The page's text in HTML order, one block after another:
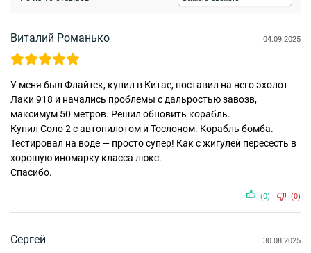
Виталий Романько 04.09.2025
У меня был Флайтек, купил в Китае, поставил на него эхолот
Лаки 918 и начались проблемы с дальростью завозв,
максимум 50 метров. Решил обновить корабль.
Купил Соло 2 с автопилотом и Тослоном. Корабль бомба.
Тестировал на воде — просто супер! Как с жигулей пересесть в
хорошую иномарку класса люкс.
Спасибо.
(0) (0)
Сергей 30.08.2025